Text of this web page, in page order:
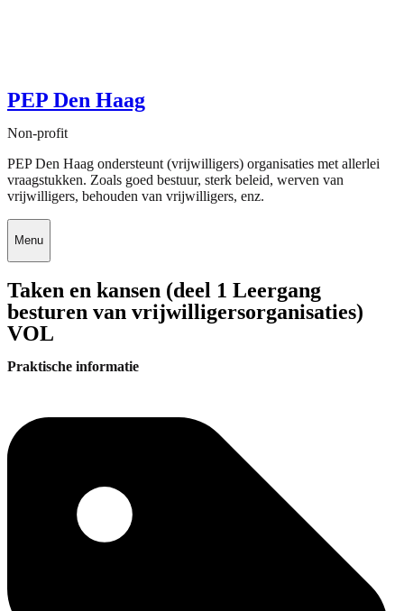
PEP Den Haag
Non-profit
PEP Den Haag ondersteunt (vrijwilligers) organisaties met allerlei
vraagstukken. Zoals goed bestuur, sterk beleid, werven van
vrijwilligers, behouden van vrijwilligers, enz.
Menu
Taken en kansen (deel 1 Leergang
besturen van vrijwilligersorganisaties)
VOL
Praktische informatie